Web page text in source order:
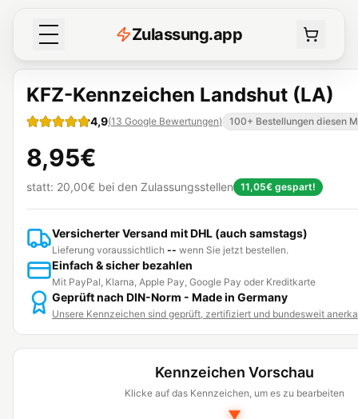
Zulassung.app
KFZ-Kennzeichen Landshut (LA)
4,9(13 Google Bewertungen) 100+ Bestellungen diesen
8,95€
statt: 20,00€ bei den Zulassungsstellen 11,05€ gespart!
Versicherter Versand mit DHL (auch samstags)
Lieferung voraussichtlich -- wenn Sie jetzt bestellen.
Einfach & sicher bezahlen
Mit PayPal, Klarna, Apple Pay, Google Pay oder Kreditkarte
Geprüft nach DIN-Norm - Made in Germany
Unsere Kennzeichen sind geprüft, zertifiziert und bundesweit
Kennzeichen Vorschau
Klicke auf das Kennzeichen, um es zu bearbeiten
▼